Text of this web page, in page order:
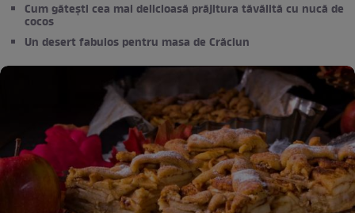
Cum gătești cea mai delicioasă prăjitura tăvălită cu nucă de
cocos
Un desert fabulos pentru masa de Crăciun